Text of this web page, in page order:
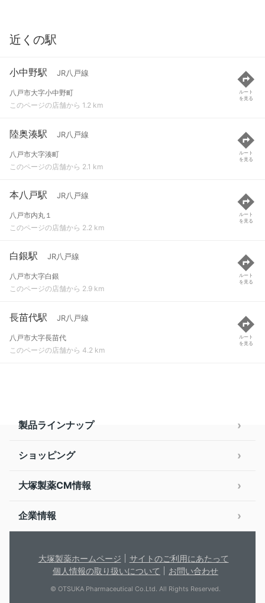
近くの駅
小中野駅 JR八戸線
八戸市大字小中野町
このページの店舗から 1.2 km
ルート
を見る
陸奥湊駅 JR八戸線
八戸市大字湊町
このページの店舗から 2.1 km
ルート
を見る
本八戸駅 JR八戸線
八戸市内丸１
このページの店舗から 2.2 km
ルート
を見る
白銀駅 JR八戸線
八戸市大字白銀
このページの店舗から 2.9 km
ルート
を見る
長苗代駅 JR八戸線
八戸市大字長苗代
このページの店舗から 4.2 km
ルート
を見る
製品ラインナップ
ショッピング
大塚製薬CM情報
企業情報
大塚製薬ホームページ
サイトのご利用にあたって
個人情報の取り扱いについて
お問い合わせ
© OTSUKA Pharmaceutical Co.Ltd. All Rights Reserved.